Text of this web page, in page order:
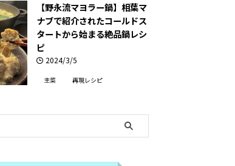
【野永流マヨラー鍋】相葉マ
ナブで紹介されたコールドス
タートから始まる絶品鍋レシ
ピ
2024/3/5
主菜 再現レシピ